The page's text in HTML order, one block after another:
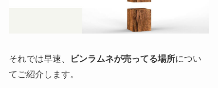
それでは早速、 ビンラムネが売ってる場所につい
てご紹介します。